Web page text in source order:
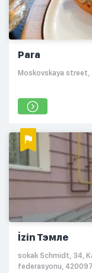
Para
Moskovskaya street,
İzin Тэмле
sokak Schmidt, 34,
federasyonu, 420097